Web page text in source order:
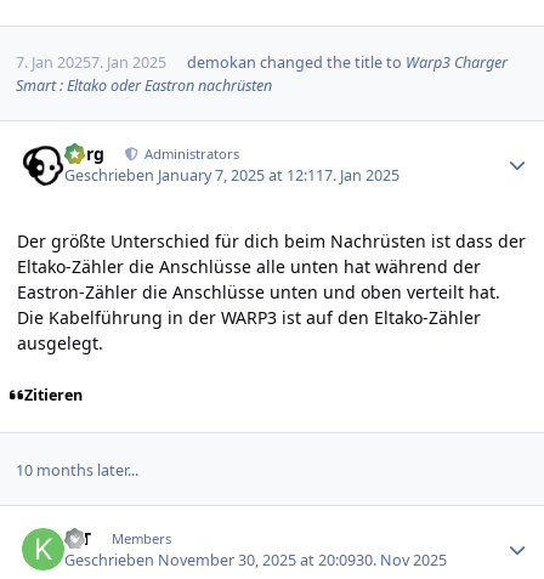
7. Jan 20257. Jan 2025 demokan changed the title to Warp3 Charger
Smart : Eltako oder Eastron nachrüsten
borg Administrators
Geschrieben January 7, 2025 at 12:117. Jan 2025
Der größte Unterschied für dich beim Nachrüsten ist dass der
Eltako-Zähler die Anschlüsse alle unten hat während der
Eastron-Zähler die Anschlüsse unten und oben verteilt hat.
Die Kabelführung in der WARP3 ist auf den Eltako-Zähler
ausgelegt.
Zitieren
10 months later...
KIT Members
Geschrieben November 30, 2025 at 20:0930. Nov 2025